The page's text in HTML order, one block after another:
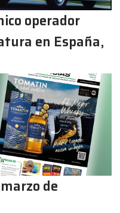
operador
en España,
de